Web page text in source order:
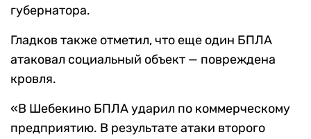
губернатора.
Гладков также отметил, что еще один БПЛА
атаковал социальный объект — повреждена
кровля.
«В Шебекино БПЛА ударил по коммерческому
предприятию. В результате атаки второго